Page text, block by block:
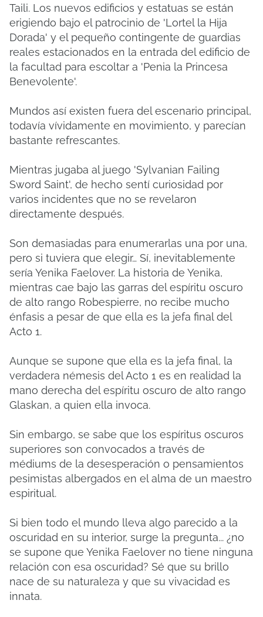
Taili. Los nuevos edificios y estatuas se están
erigiendo bajo el patrocinio de 'Lortel la Hija
Dorada' y el pequeño contingente de guardias
reales estacionados en la entrada del edificio de
la facultad para escoltar a 'Penia la Princesa
Benevolente'.
Mundos así existen fuera del escenario principal,
todavía vívidamente en movimiento, y parecían
bastante refrescantes.
Mientras jugaba al juego 'Sylvanian Failing
Sword Saint', de hecho sentí curiosidad por
varios incidentes que no se revelaron
directamente después.
Son demasiadas para enumerarlas una por una,
pero si tuviera que elegir… Sí, inevitablemente
sería Yenika Faelover. La historia de Yenika,
mientras cae bajo las garras del espíritu oscuro
de alto rango Robespierre, no recibe mucho
énfasis a pesar de que ella es la jefa final del
Acto 1.
Aunque se supone que ella es la jefa final, la
verdadera némesis del Acto 1 es en realidad la
mano derecha del espíritu oscuro de alto rango
Glaskan, a quien ella invoca.
Sin embargo, se sabe que los espíritus oscuros
superiores son convocados a través de
médiums de la desesperación o pensamientos
pesimistas albergados en el alma de un maestro
espiritual.
Si bien todo el mundo lleva algo parecido a la
oscuridad en su interior, surge la pregunta... ¿no
se supone que Yenika Faelover no tiene ninguna
relación con esa oscuridad? Sé que su brillo
nace de su naturaleza y que su vivacidad es
innata.